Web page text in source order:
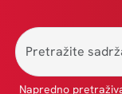
Napredno